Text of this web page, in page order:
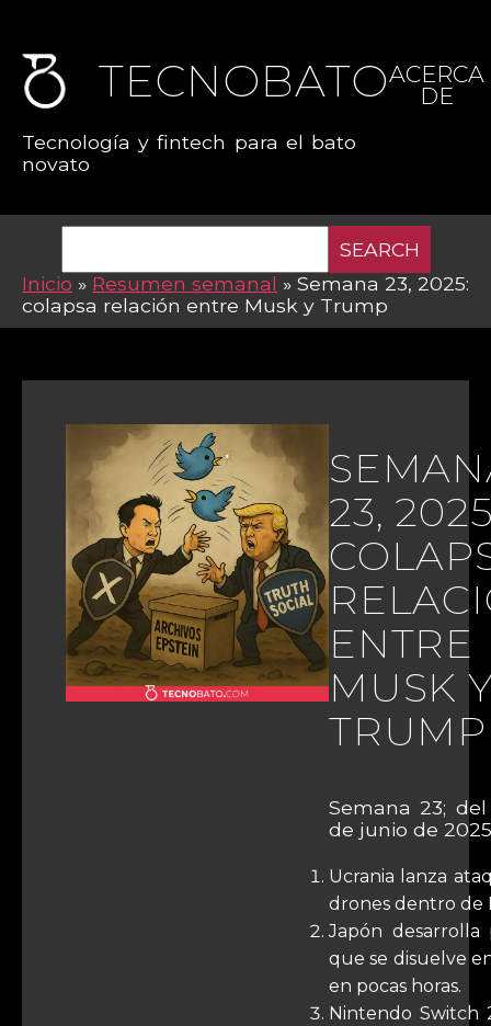
TECNOBATO
Tecnología y fintech para el bato
novato
ACERCA
DE
SEARCH
Inicio » Resumen semanal » Semana 23, 2025:
colapsa relación entre Musk y Trump
23,
ENTRE
MUSK
TRUMP
Semana 23;
de junio de
Ucrania lanza
drones dentro de
Japón desarrolla
que se disuelve
en pocas horas.
Nintendo Switch